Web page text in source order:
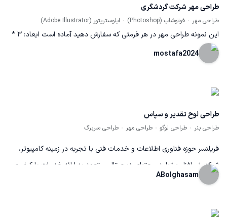
طراحی مهر شرکت گردشگری
طراحی مهر فوتوشاپ (Photoshop) ایلوستریتور (Adobe Illustrator)
این نمونه طراحی مهر در هر فرمتی که سفارش دهید آماده است ابعاد: ۳ *
۵ سانتیمتر
mostafa2024
طراحی لوح تقدیر و سپاس
طراحی بنر طراحی لوگو طراحی مهر طراحی سربرگ
فریلنسر حوزه فناوری اطلاعات و خدمات فنی با تجربه در زمینه کامپیوتر،
شبکه، نرم‌افزار و تولید محتوای دیجیتال. متعهد به ارائه خدمات با کیفیت،
پشتیبانی مناسب و تحویل به‌موقع پروژه‌ها.»
ABolghasam